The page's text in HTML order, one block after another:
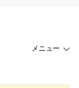
メニュー